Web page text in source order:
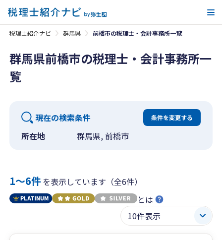
税理士紹介ナビ 群馬県 前橋市の税理士・会計事務所一覧
群馬県前橋市の税理士・会計事務所一
覧
現在の検索条件 条件を変更する
所在地 群馬県, 前橋市
1〜6件を表示しています（全6件）
とは